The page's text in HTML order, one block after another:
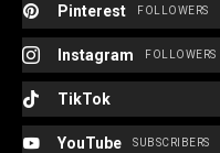
Pinterest FOLLOWERS
Instagram FOLLOWERS
TikTok
YouTube SUBSCRIBERS